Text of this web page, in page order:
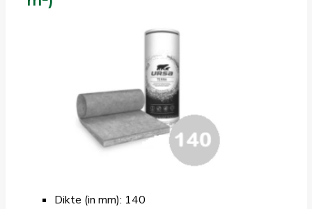
Dikte (in mm): 140